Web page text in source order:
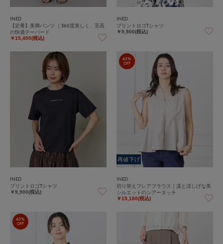
INED
【定番】美脚パンツ ｜360度美しく、至高
の快適テーパード
￥15,400(税込)
INED
プリントロゴTシャツ
￥9,900(税込)
INED
プリントロゴTシャツ
￥9,900(税込)
40%
OFF
再値下げ
INED
切り替えフレアブラウス｜凛と涼しげな美
シルエットのシアータッチ
￥15,180(税込)
40%
OFF